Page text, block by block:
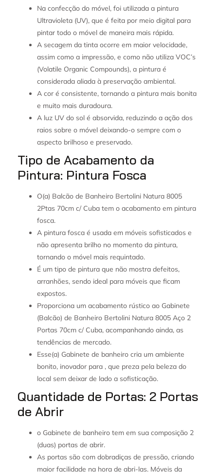
Na confecção do móvel, foi utilizada a pintura
Ultravioleta (UV), que é feita por meio digital para
pintar todo o móvel de maneira mais rápida.
A secagem da tinta ocorre em maior velocidade,
assim como a impressão, e como não utiliza VOC’s
(Volatile Organic Compounds), a pintura é
considerada aliada à preservação ambiental.
A cor é consistente, tornando a pintura mais bonita
e muito mais duradoura.
A luz UV do sol é absorvida, reduzindo a ação dos
raios sobre o móvel deixando-o sempre com o
aspecto brilhoso e preservado.
Tipo de Acabamento da
Pintura: Pintura Fosca
O(a) Balcão de Banheiro Bertolini Natura 8005
2Ptas 70cm c/ Cuba tem o acabamento em pintura
fosca.
A pintura fosca é usada em móveis sofisticados e
não apresenta brilho no momento da pintura,
tornando o móvel mais requintado.
É um tipo de pintura que não mostra defeitos,
arranhões, sendo ideal para móveis que ficam
expostos.
Proporciona um acabamento rústico ao Gabinete
(Balcão) de Banheiro Bertolini Natura 8005 Aço 2
Portas 70cm c/ Cuba, acompanhando ainda, as
tendências de mercado.
Esse(a) Gabinete de banheiro cria um ambiente
bonito, inovador para , que preza pela beleza do
local sem deixar de lado a sofisticação.
Quantidade de Portas: 2 Portas
de Abrir
o Gabinete de banheiro tem em sua composição 2
(duas) portas de abrir.
As portas são com dobradiças de pressão, criando
maior facilidade na hora de abri-las. Móveis da